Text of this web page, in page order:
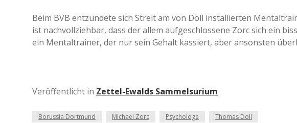
a
d
Beim BVB entzündete sich Streit am von Doll installierten
ist nachvollziehbar, dass der allem aufgeschlossene Zorc sich ein
ein Mentaltrainer, der nur sein Gehalt kassiert, aber ansonsten
Veröffentlicht in Zettel-Ewalds Sammelsurium
Borussia Dortmund Michael Zorc Psychologe Thomas Doll